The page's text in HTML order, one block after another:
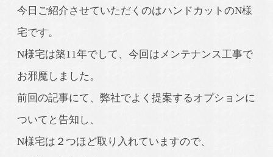
今日ご紹介させていただくのはハンドカットのN様
宅です。
N様宅は築11年でして、今回はメンテナンス工事で
お邪魔しました。
前回の記事にて、弊社でよく提案するオプションに
ついてと告知し、
N様宅は２つほど取り入れていますので、